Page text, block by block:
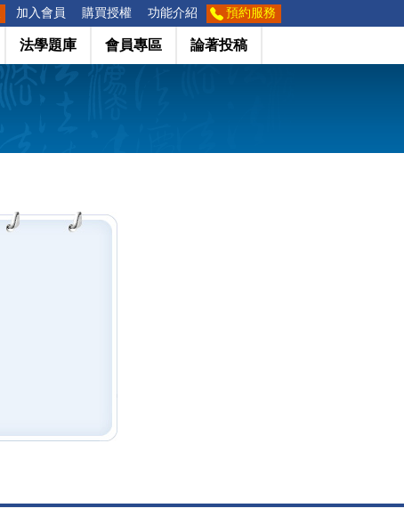
加入會員 購買授權 功能介紹 預約服務
法學題庫 會員專區 論著投稿